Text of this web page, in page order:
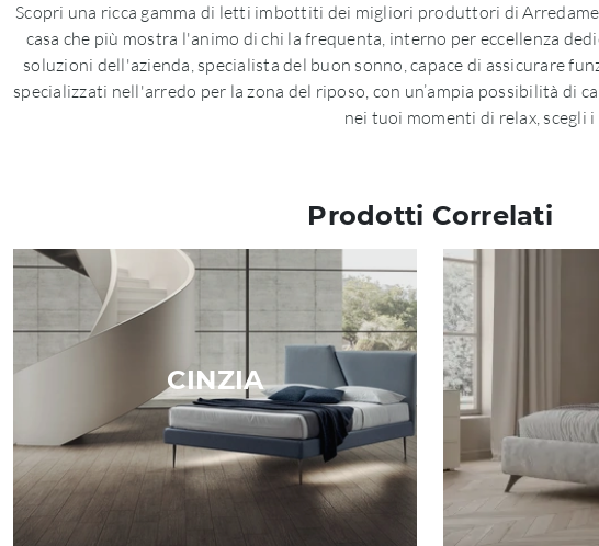
Scopri una ricca gamma di letti imbottiti dei migliori produttori di
casa che più mostra l'animo di chi la frequenta, interno per eccellenza
soluzioni dell'azienda, specialista del buon sonno, capace di assicurare
specializzati nell'arredo per la zona del riposo, con un’ampia possibilità
nei tuoi momenti di relax,
Prodotti Correlati
CINZIA